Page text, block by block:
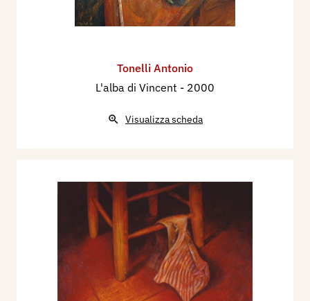
Tonelli Antonio
L'alba di Vincent - 2000
Visualizza scheda